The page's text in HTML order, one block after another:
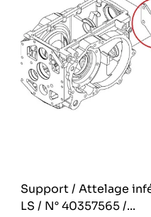
Support / Attelage
LS / N° 40357565 /...